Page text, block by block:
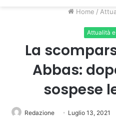
Home /
Attualità
La
Abbas:
sospese
Redazione Luglio 13, 2021